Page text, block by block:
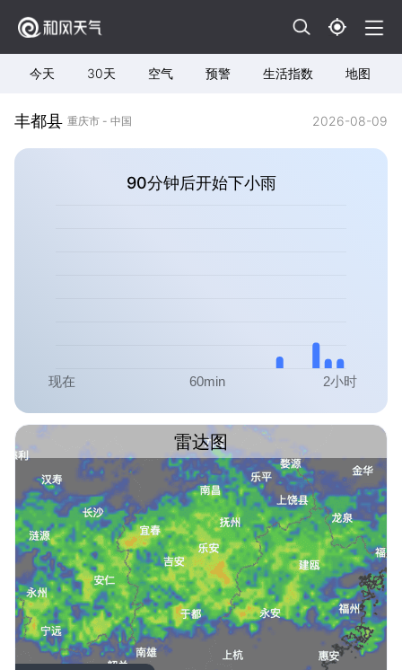
今天 30天 空气 预警 生活指数 地图
丰都县 重庆市 - 中国 2026-08-09
90分钟后开始下小雨
雷达图